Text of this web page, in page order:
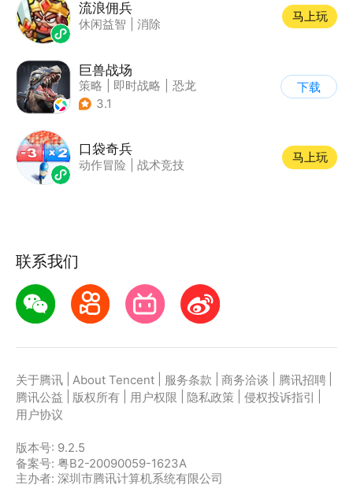
流浪佣兵
休闲益智 消除
马上玩
巨兽战场
策略 即时战略
恐龙
| 卡牌
3.1
下载
口袋奇兵
动作冒险 战术竞技
马上玩
联系我们
关于腾讯 About Tencent 服务条款 商务洽谈 腾讯招聘
腾讯公益
版权所有 用户权限 隐私政策 侵权投诉指引
用户协议
版本号: 9.2.5
备案号: 粤B2-20090059-1623A
主办者: 深圳市腾讯计算机系统有限公司